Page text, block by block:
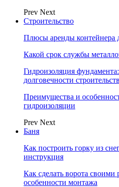
Prev Next
Строительство
Плюсы аренды контейнера
Какой срок службы
Гидроизоляция
долговечности
Преимущества и
гидроизоляции
Prev Next
Баня
Как построить горку из
инструкция
Как сделать ворота
особенности монтажа